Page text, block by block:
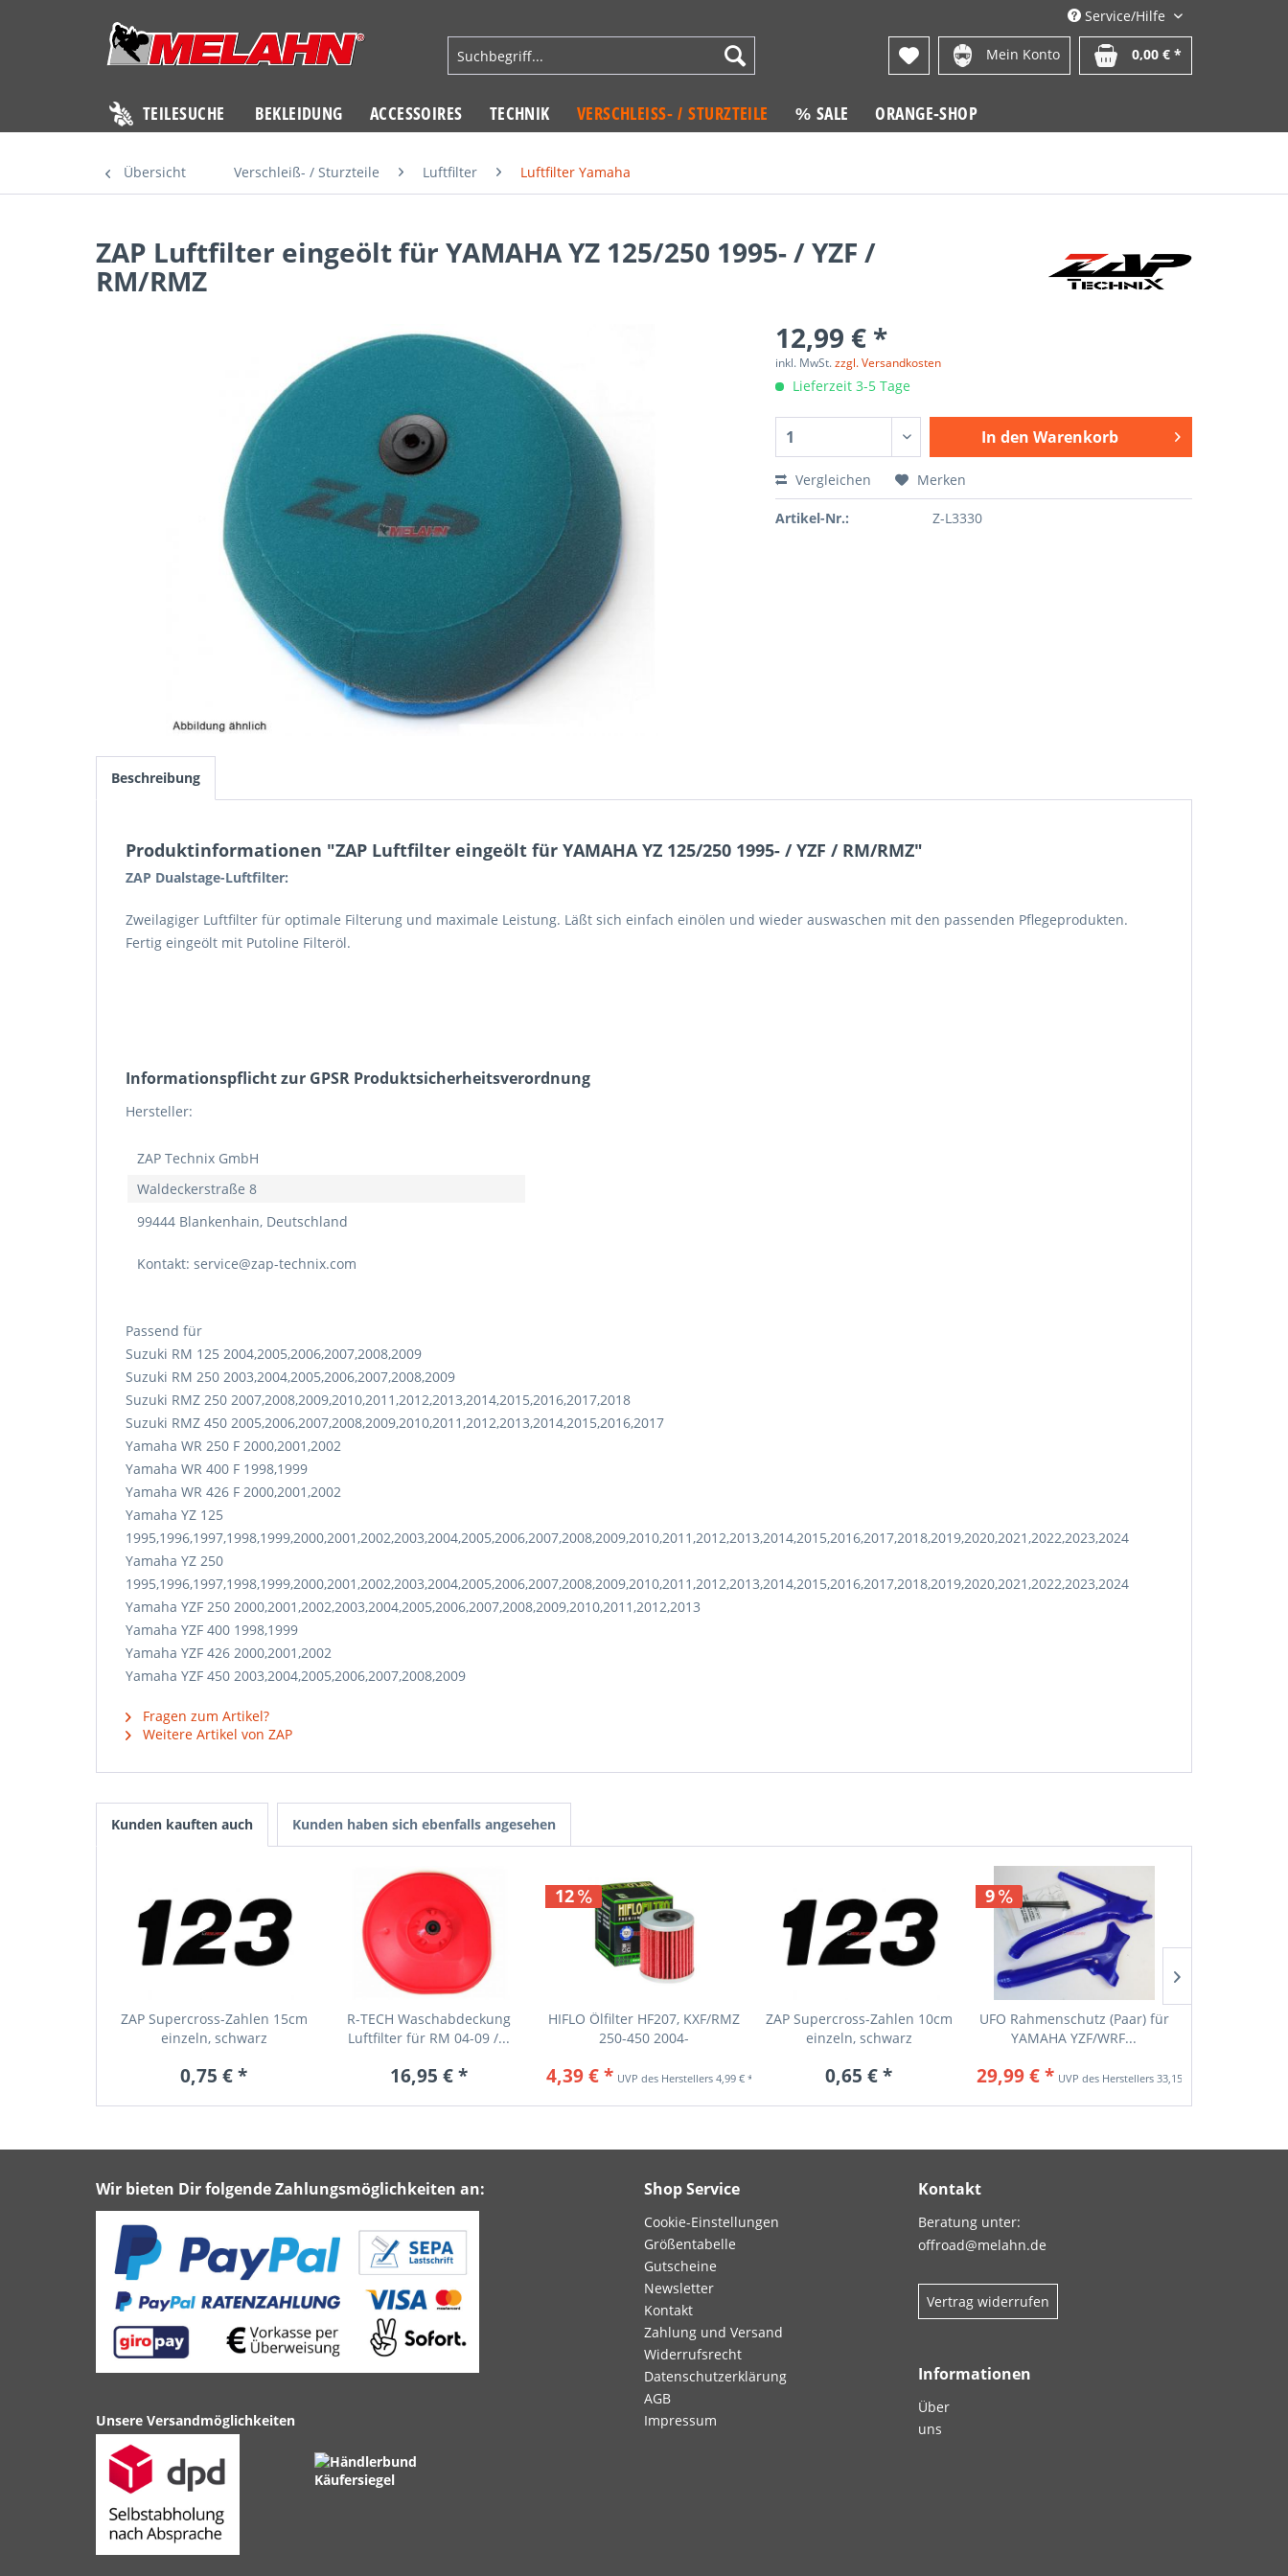
Service/Hilfe
Mein Konto 0,00 € *
TEILESUCHE BEKLEIDUNG ACCESSOIRES TECHNIK VERSCHLEISS- / STURZTEILE % SALE ORANGE-SHOP
Übersicht Verschleiß- / Sturzteile Luftfilter Luftfilter Yamaha
ZAP Luftfilter eingeölt für YAMAHA YZ 125/250 1995- / YZF /
RM/RMZ
12,99 € *
inkl. MwSt.zzgl. Versandkosten
Lieferzeit 3-5 Tage
In den Warenkorb
Vergleichen Merken
Artikel-Nr.: Z-L3330
Beschreibung
Produktinformationen "ZAP Luftfilter eingeölt für YAMAHA YZ 125/250 1995- / YZF / RM/RMZ"
ZAP Dualstage-Luftfilter:
Zweilagiger Luftfilter für optimale Filterung und maximale Leistung. Läßt sich einfach einölen und wieder auswaschen mit den passenden Pflegeprodukten.
Fertig eingeölt mit Putoline Filteröl.
Informations­pflicht zur GPSR Produktsicherheits­verordnung
Hersteller:
ZAP Technix GmbH
Waldeckerstraße 8
99444 Blankenhain, Deutschland
Kontakt: service@zap-technix.com
Passend für
Suzuki RM 125 2004,2005,2006,2007,2008,2009
Suzuki RM 250 2003,2004,2005,2006,2007,2008,2009
Suzuki RMZ 250 2007,2008,2009,2010,2011,2012,2013,2014,2015,2016,2017,2018
Suzuki RMZ 450 2005,2006,2007,2008,2009,2010,2011,2012,2013,2014,2015,2016,2017
Yamaha WR 250 F 2000,2001,2002
Yamaha WR 400 F 1998,1999
Yamaha WR 426 F 2000,2001,2002
Yamaha YZ 125
1995,1996,1997,1998,1999,2000,2001,2002,2003,2004,2005,2006,2007,2008,2009,2010,2011,2012,2013,2014,2015,2016,2017,2018,2019,2020,2021,2022,2023,2024
Yamaha YZ 250
1995,1996,1997,1998,1999,2000,2001,2002,2003,2004,2005,2006,2007,2008,2009,2010,2011,2012,2013,2014,2015,2016,2017,2018,2019,2020,2021,2022,2023,2024
Yamaha YZF 250 2000,2001,2002,2003,2004,2005,2006,2007,2008,2009,2010,2011,2012,2013
Yamaha YZF 400 1998,1999
Yamaha YZF 426 2000,2001,2002
Yamaha YZF 450 2003,2004,2005,2006,2007,2008,2009
Fragen zum Artikel?
Weitere Artikel von ZAP
Kunden kauften auch Kunden haben sich ebenfalls angesehen
ZAP Supercross-Zahlen 15cm
einzeln, schwarz
0,75 € *
R-TECH Waschabdeckung
Luftfilter für RM 04-09 /...
16,95 € *
12
HIFLO Ölfilter HF207, KXF/RMZ
250-450 2004-
4,39 € * 4,99 € *
ZAP Supercross-Zahlen 10cm
einzeln, schwarz
0,65 € *
9
UFO Rahmenschutz (Paar) für
YAMAHA YZF/WRF...
29,99 € * 33,15 € *
Wir bieten Dir folgende Zahlungsmöglichkeiten an:
Unsere Versandmöglichkeiten
Shop Service
Cookie-Einstellungen
Größentabelle
Gutscheine
Newsletter
Kontakt
Zahlung und Versand
Widerrufsrecht
Datenschutzerklärung
AGB
Impressum
Kontakt
Beratung unter:
offroad@melahn.de
Vertrag widerrufen
Informationen
Über
uns